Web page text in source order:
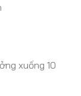
xuống 10